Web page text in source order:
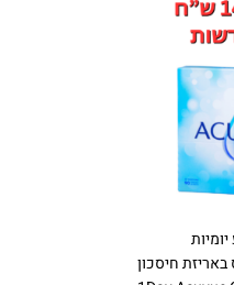
באריזת חיסכון